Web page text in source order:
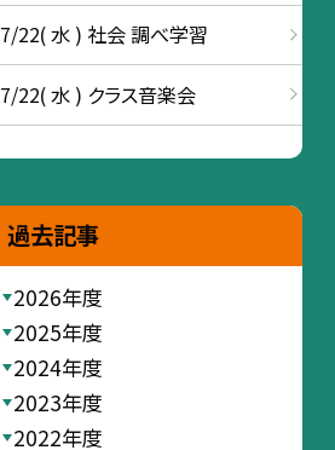
7/22( 水 ) 社会 調べ学習
7/22( 水 ) クラス音楽会
過去記事
2026年度
2025年度
2024年度
2023年度
2022年度